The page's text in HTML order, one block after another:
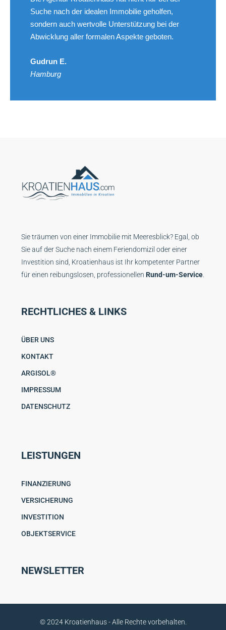
Suche nach der idealen Immobilie geholfen,
sondern auch wertvolle Unterstützung bei der
Abwicklung aller formalen Aspekte geboten.
Gudrun E.
Hamburg
Sie träumen von einer Immobilie mit Meeresblick? Egal, ob
Sie auf der Suche nach einem Feriendomizil oder einer
Investition sind, Kroatienhaus ist Ihr kompetenter Partner
für einen reibungslosen, professionellen Rund-um-Service.
RECHTLICHES & LINKS
ÜBER UNS
KONTAKT
ARGISOL®
IMPRESSUM
DATENSCHUTZ
LEISTUNGEN
FINANZIERUNG
VERSICHERUNG
INVESTITION
OBJEKTSERVICE
NEWSLETTER
© 2024 Kroatienhaus - Alle Rechte vorbehalten.